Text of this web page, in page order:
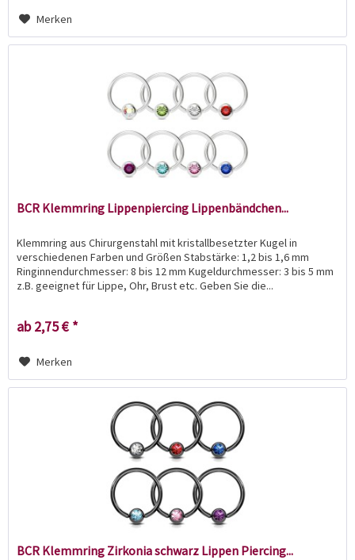
Merken
BCR Klemmring Lippenpiercing Lippenbändchen...
Klemmring aus Chirurgenstahl mit kristallbesetzter Kugel in
verschiedenen Farben und Größen Stabstärke: 1,2 bis 1,6 mm
Ringinnendurchmesser: 8 bis 12 mm Kugeldurchmesser: 3 bis 5 mm
z.B. geeignet für Lippe, Ohr, Brust etc. Geben Sie die...
ab 2,75 € *
Merken
BCR Klemmring Zirkonia schwarz Lippen Piercing...